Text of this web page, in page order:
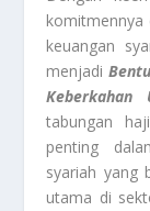
komitmennya
keuangan
menjadi
Keberkahan
tabungan
penting
syariah yang
utama di